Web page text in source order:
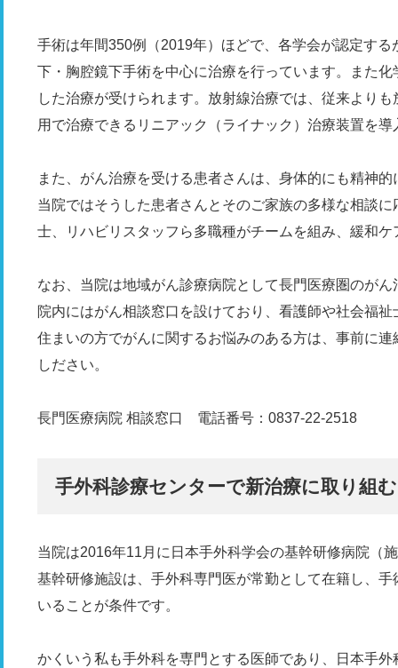
手術は年間350例（2019年）ほどで、各学会が認定す
下・胸腔鏡下手術を中心に治療を行っています。また
した治療が受けられます。放射線治療では、従来より
用で治療できるリニアック（ライナック）治療装置を導
また、がん治療を受ける患者さんは、身体的にも精神
当院ではそうした患者さんとそのご家族の多様な相談
士、リハビリスタッフら多職種がチームを組み、緩和
なお、当院は地域がん診療病院として長門医療圏のが
院内にはがん相談窓口を設けており、看護師や社会福
住まいの方でがんに関するお悩みのある方は、事前に
しださい。
長門医療病院 相談窓口 電話番号：0837-22-2518
手外科診療センターで新治療に取り組む
当院は2016年11月に日本手外科学会の基幹研修病院（
基幹研修施設は、手外科専門医が常勤として在籍し、
いることが条件です。
かくいう私も手外科を専門とする医師であり、日本手